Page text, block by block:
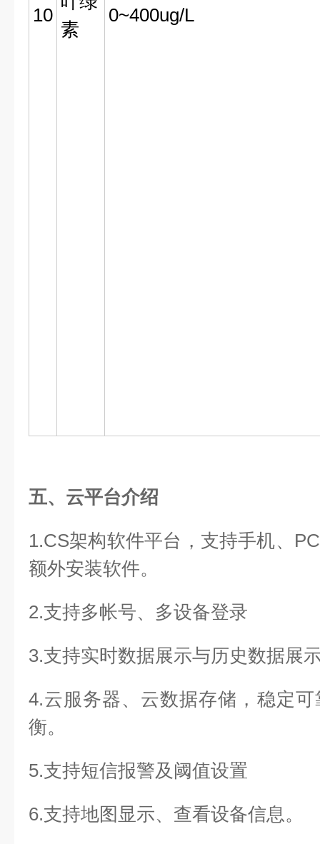
10
素
0~400ug/L
五、云平台介绍
1.CS架构软件平台，支持手机、
额外安装软件。
2.支持多帐号、多设备登录
3.支持实时数据展示与历史数据展
4.云服务器、云数据存储，稳定
衡。
5.支持短信报警及阈值设置
6.支持地图显示、查看设备信息。